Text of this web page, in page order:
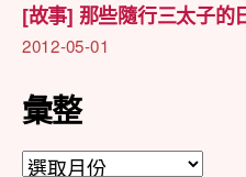
[故事] 那些隨行三太子的
2012-05-01
彙整
彙